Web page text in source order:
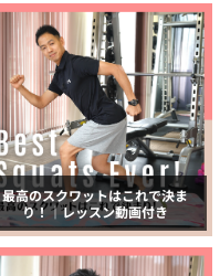
最高のスクワットはこれで決ま
り！｜レッスン動画付き